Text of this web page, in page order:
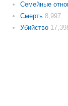
Семейные
Смерть 8,997
Убийство